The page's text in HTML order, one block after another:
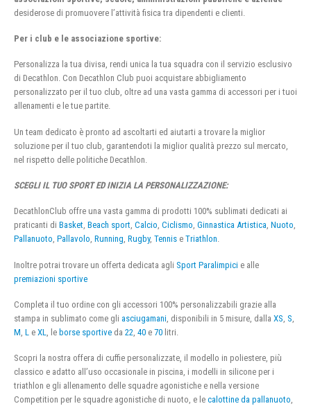
desiderose di promuovere l’attività fisica tra dipendenti e clienti.
Per i club e le associazione sportive:
Personalizza la tua divisa, rendi unica la tua squadra con il servizio esclusivo
di Decathlon. Con Decathlon Club puoi acquistare abbigliamento
personalizzato per il tuo club, oltre ad una vasta gamma di accessori per i tuoi
allenamenti e le tue partite.
Un team dedicato è pronto ad ascoltarti ed aiutarti a trovare la miglior
soluzione per il tuo club, garantendoti la miglior qualità prezzo sul mercato,
nel rispetto delle politiche Decathlon.
SCEGLI IL TUO SPORT ED INIZIA LA PERSONALIZZAZIONE:
DecathlonClub offre una vasta gamma di prodotti 100% sublimati dedicati ai
praticanti di Basket, Beach sport, Calcio, Ciclismo, Ginnastica Artistica, Nuoto,
Pallanuoto, Pallavolo, Running, Rugby, Tennis e Triathlon.
Inoltre potrai trovare un offerta dedicata agli Sport Paralimpici e alle
premiazioni sportive
Completa il tuo ordine con gli accessori 100% personalizzabili grazie alla
stampa in sublimato come gli asciugamani , disponibili in 5 misure, dalla XS S
M L e XL , le borse sportive da 22 40 e 70 litri.
Scopri la nostra offera di cuffie personalizzate, il modello in poliestere, più
classico e adatto all’uso occasionale in piscina, i modelli in silicone per i
triathlon e gli allenamento delle squadre agonistiche e nella versione
Competition per le squadre agonistiche di nuoto, e le calottine da pallanuoto,